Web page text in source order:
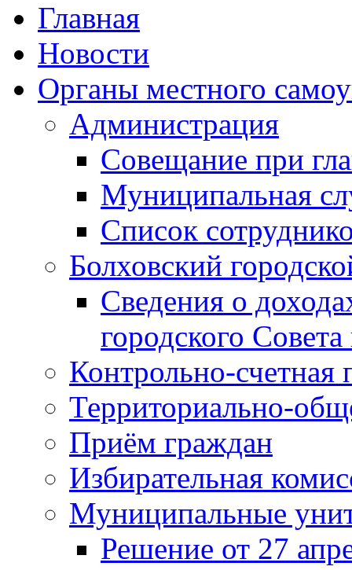
Главная
Новости
Органы местного
Администрация
Совещание при
Муниципальная
Список
Болховский
Сведения о
городского
Контрольно-счетная
Территориально-
Приём граждан
Избирательная
Муниципальные
Решение от 27